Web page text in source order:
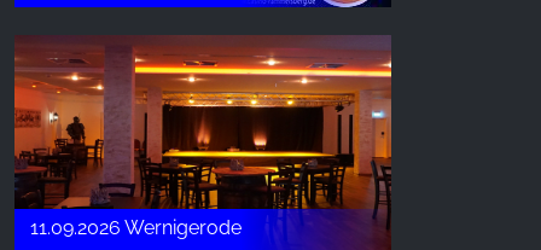
11.09.2026 Wernigerode